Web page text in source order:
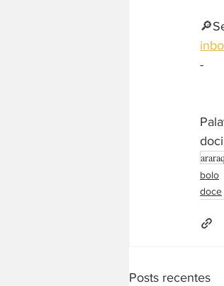
-
bolo
doce
Posts recentes